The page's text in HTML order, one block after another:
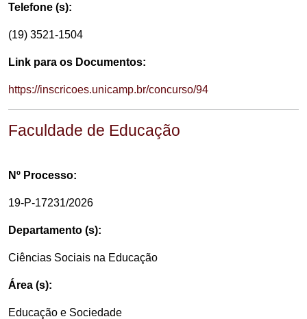
Telefone (s):
(19) 3521-1504
Link para os Documentos:
https://inscricoes.unicamp.br/concurso/94
Faculdade de Educação
Nº Processo:
19-P-17231/2026
Departamento (s):
Ciências Sociais na Educação
Área (s):
Educação e Sociedade